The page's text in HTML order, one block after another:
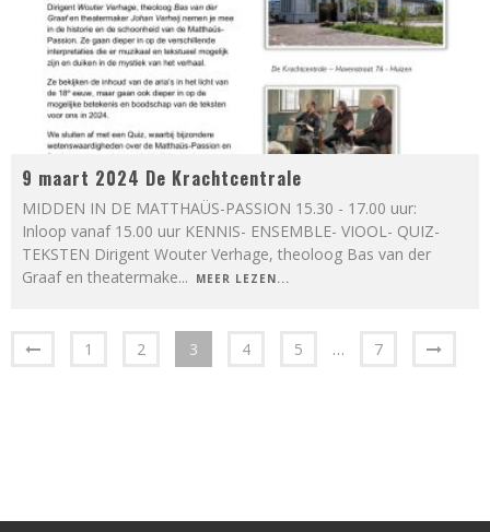
9 maart 2024 De Krachtcentrale
MIDDEN IN DE MATTHAÜS-PASSION 15.30 - 17.00 uur:
Inloop vanaf 15.00 uur KENNIS- ENSEMBLE- VIOOL- QUIZ-
TEKSTEN Dirigent Wouter Verhage, theoloog Bas van der
Graaf en theatermake... MEER LEZEN...
1 2 3 4 5 … 7